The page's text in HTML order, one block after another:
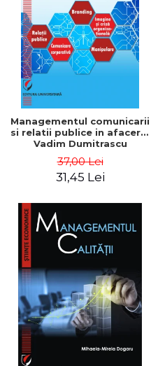
ADMINISTRATIVE
ȘTIINȚE ECONOMICE
ȘTIINȚE EXACTE
EDUCAȚIE FIZICĂ ȘI SPORT
PREUNIVERSITARIA
TIMP LIBER
ÎN CURS DE APARIȚIE
NOUTĂȚI
PACHETE DE STUDIU
PROMOȚIILE LUNII
ULTIMELE EXEMPLARE
Cum Cumpăr
Livrare
Politica de Retur
Formular de Retur
Distribuitori
Managementul comunicarii
si relatii publice in afaceri -
Vadim Dumitrascu
37,00 Lei
31,45 Lei